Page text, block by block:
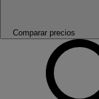
Comparar precios